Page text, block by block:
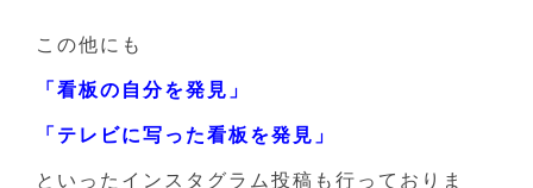
この他にも
「看板の自分を発見」
「テレビに写った看板を発見」
といったインスタグラム投稿も行っておりま